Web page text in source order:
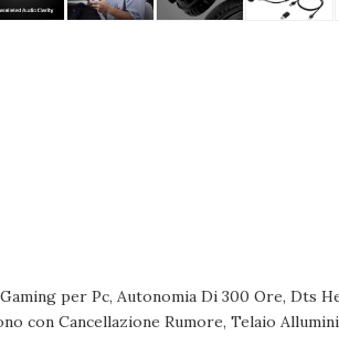
per Pc, Autonomia Di 300 Ore, Dts
con Cancellazione Rumore, Telaio